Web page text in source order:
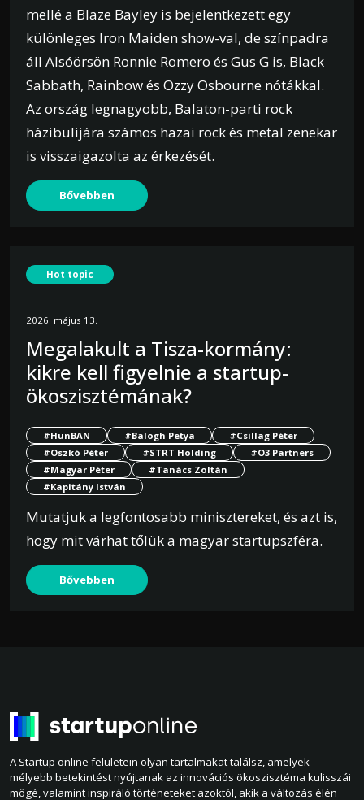
mellé a Blaze Bayley is bejelentkezett egy
különleges Iron Maiden show-val, de színpadra
áll Alsóörsön Ronnie Romero és Gus G is, Black
Sabbath, Rainbow és Ozzy Osbourne nótákkal.
Az ország legnagyobb, Balaton-parti rock
házibulijára számos hazai rock és metal zenekar
is visszaigazolta az érkezését.
Bővebben
Hot topic
2026. május 13.
Megalakult a Tisza-kormány:
kikre kell figyelnie a startup-
ökoszisztémának?
#HunBAN #Balogh Petya
#Csillag Péter
#Oszkó Péter
#STRT Holding
#O3 Partners
#Magyar Péter
#Tanács Zoltán
#Kapitány István
Mutatjuk a legfontosabb minisztereket, és azt is,
hogy mit várhat tőlük a magyar startupszféra.
Bővebben
A Startup online felületein olyan tartalmakat találsz, amelyek
mélyebb betekintést nyújtanak az innovációs ökoszisztéma kulisszái
mögé, valamint inspiráló történeteket azoktól, akik a változás élén